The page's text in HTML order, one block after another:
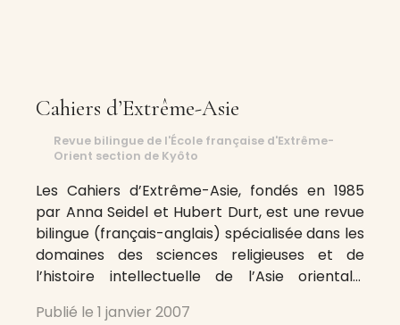
Cahiers d’Extrême-Asie
Revue bilingue de l'École française d'Extrême-
Orient section de Kyôto
Les Cahiers d’Extrême-Asie, fondés en 1985
par Anna Seidel et Hubert Durt, est une revue
bilingue (français-anglais) spécialisée dans les
domaines des sciences religieuses et de
l’histoire intellectuelle de l’Asie orientale.
abordant des questions relatives aux religions
Publié le 1 janvier 2007